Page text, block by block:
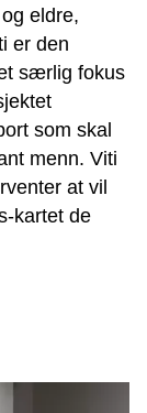
eldre,
er den
særlig fokus
som skal
menn. Viti
at vil
kartet de